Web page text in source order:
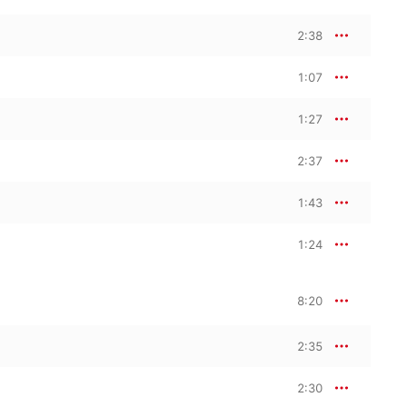
2:38
1:07
1:27
2:37
1:43
1:24
8:20
2:35
2:30